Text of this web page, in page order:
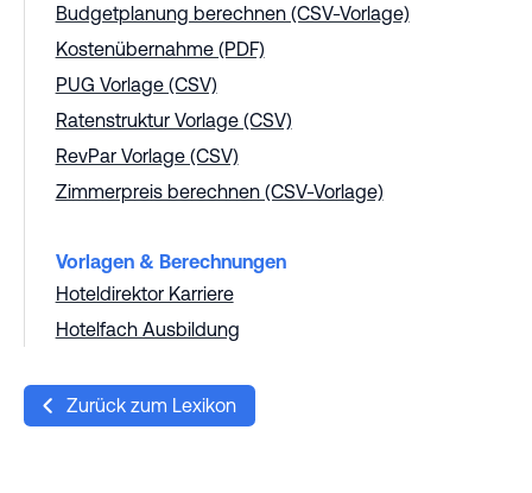
Budgetplanung berechnen (CSV-Vorlage)
Kostenübernahme (PDF)
PUG Vorlage (CSV)
Ratenstruktur Vorlage (CSV)
RevPar Vorlage (CSV)
Zimmerpreis berechnen (CSV-Vorlage)
Vorlagen & Berechnungen
Hoteldirektor Karriere
Hotelfach Ausbildung
Zurück zum Lexikon